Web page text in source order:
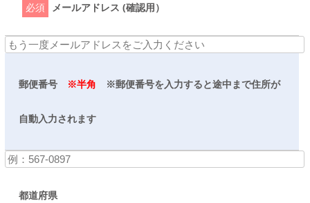
必須 メールアドレス (確認用）
郵便番号 ※半角 ※郵便番号を入力すると途中まで住所が
自動入力されます
都道府県